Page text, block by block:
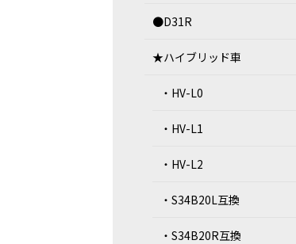
●D31R
★ハイブリッド車
・HV-L0
・HV-L1
・HV-L2
・S34B20L互換
・S34B20R互換